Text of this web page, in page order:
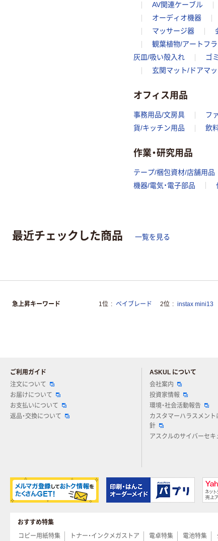
AV関連ケーブル
オーディオ機器
マッサージ器
観葉植物/アートフ
灰皿/吸い殻入れ
ゴ
玄関マット/ドアマ
オフィス用品
事務用品/文房具 フ
貨/キッチン用品
飲
作業・研究用品
テープ/梱包資材/店舗用品
機器/電気・電子部品
最近チェックした商品 一覧を見る
急上昇キーワード 1位 ベイブレード 2位 instax mini13
ご利用ガイド
注文について
お届けについて
お支払いについて
返品・交換について
ASKUL について
会社案内
投資家情報
環境・社会活動報告
カスタマーハラスメン
針
アスクルのサイバーセキ
おすすめ特集
コピー用紙特集
トナー・インクメガストア 電卓特集 電池特集